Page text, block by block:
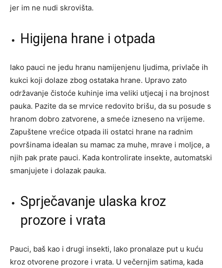
jer im ne nudi skrovišta.
Higijena hrane i otpada
Iako pauci ne jedu hranu namijenjenu ljudima, privlače ih
kukci koji dolaze zbog ostataka hrane. Upravo zato
održavanje čistoće kuhinje ima veliki utjecaj i na brojnost
pauka. Pazite da se mrvice redovito brišu, da su posude s
hranom dobro zatvorene, a smeće izneseno na vrijeme.
Zapuštene vrećice otpada ili ostatci hrane na radnim
površinama idealan su mamac za muhe, mrave i moljce, a
njih pak prate pauci. Kada kontrolirate insekte, automatski
smanjujete i dolazak pauka.
Sprječavanje ulaska kroz
prozore i vrata
Pauci, baš kao i drugi insekti, lako pronalaze put u kuću
kroz otvorene prozore i vrata. U večernjim satima, kada